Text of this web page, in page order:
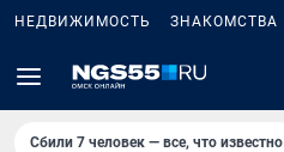
НЕДВИЖИМОСТЬ ЗНАКОМСТВА
Сбили 7 человек — все, что известно